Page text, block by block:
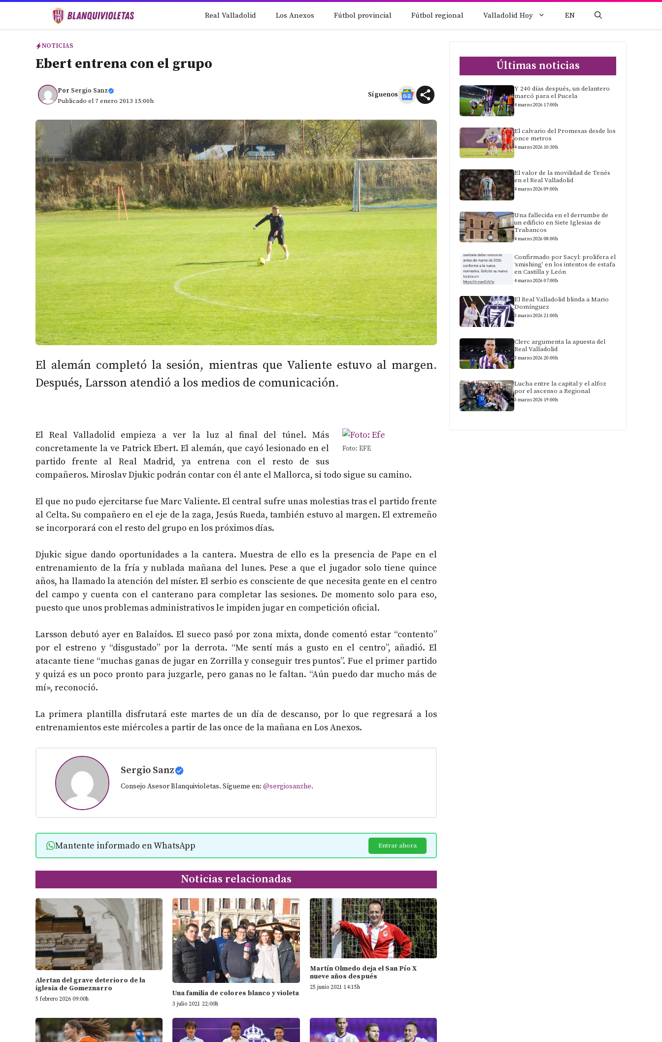
Real Valladolid Los Anexos Fútbol provincial Fútbol regional Valladolid Hoy EN
NOTICIAS
Ebert entrena con el grupo
Por Sergio Sanz
Publicado el 7 enero 2013 15:00h
Síguenos
El alemán completó la sesión, mientras que Valiente estuvo al margen.
Después, Larsson atendió a los medios de comunicación.
Foto: EFE
El Real Valladolid empieza a ver la luz al final del túnel. Más
concretamente la ve Patrick Ebert. El alemán, que cayó lesionado en el
partido frente al Real Madrid, ya entrena con el resto de sus
compañeros. Miroslav Djukic podrán contar con él ante el Mallorca, si todo sigue su camino.
El que no pudo ejercitarse fue Marc Valiente. El central sufre unas molestias tras el partido frente
al Celta. Su compañero en el eje de la zaga, Jesús Rueda, también estuvo al margen. El extremeño
se incorporará con el resto del grupo en los próximos días.
Djukic sigue dando oportunidades a la cantera. Muestra de ello es la presencia de Pape en el
entrenamiento de la fría y nublada mañana del lunes. Pese a que el jugador solo tiene quince
años, ha llamado la atención del míster. El serbio es consciente de que necesita gente en el centro
del campo y cuenta con el canterano para completar las sesiones. De momento solo para eso,
puesto que unos problemas administrativos le impiden jugar en competición oficial.
Larsson debutó ayer en Balaídos. El sueco pasó por zona mixta, donde comentó estar “contento”
por el estreno y “disgustado” por la derrota. “Me sentí más a gusto en el centro”, añadió. El
atacante tiene “muchas ganas de jugar en Zorrilla y conseguir tres puntos”. Fue el primer partido
y quizá es un poco pronto para juzgarle, pero ganas no le faltan. “Aún puedo dar mucho más de
mí», reconoció.
La primera plantilla disfrutará este martes de un día de descanso, por lo que regresará a los
entrenamientos este miércoles a partir de las once de la mañana en Los Anexos.
Sergio Sanz
Consejo Asesor Blanquivioletas. Sígueme en: @sergiosanzhe.
Mantente informado en WhatsApp Entrar ahora
Noticias relacionadas
Alertan del grave deterioro de la
iglesia de Gomeznarro
5 febrero 2026 09:00h
Una familia de colores blanco y violeta
3 julio 2021 22:00h
Martín Olmedo deja el San Pío X
nueve años después
25 junio 2021 14:15h
Últimas noticias
Y 240 días después, un delantero
marcó para el Pucela
4 marzo 2026 17:00h
El calvario del Promesas desde los
once metros
4 marzo 2026 10:30h
El valor de la movilidad de Tenés
en el Real Valladolid
4 marzo 2026 09:00h
Una fallecida en el derrumbe de
un edificio en Siete Iglesias de
Trabancos
4 marzo 2026 08:00h
Confirmado por Sacyl: prolifera el
‘smishing’ en los intentos de estafa
en Castilla y León
4 marzo 2026 07:00h
El Real Valladolid blinda a Mario
Domínguez
3 marzo 2026 21:00h
Clerc argumenta la apuesta del
Real Valladolid
3 marzo 2026 20:00h
Lucha entre la capital y el alfoz
por el ascenso a Regional
3 marzo 2026 19:00h